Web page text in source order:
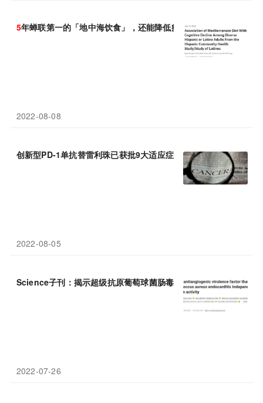
5年蝉联第一的「地中海饮食」，还能降低痴呆风险！近25万人研
2022-08-08
创新型PD-1单抗替雷利珠已获批9大适应症， 5项已纳入医保！
2022-08-05
Science子刊：揭示超级抗原葡萄球菌肠毒素 C导致感染性心内膜
2022-07-26